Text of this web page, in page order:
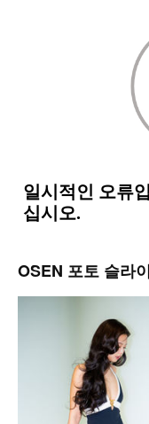
OSEN 포토 슬라